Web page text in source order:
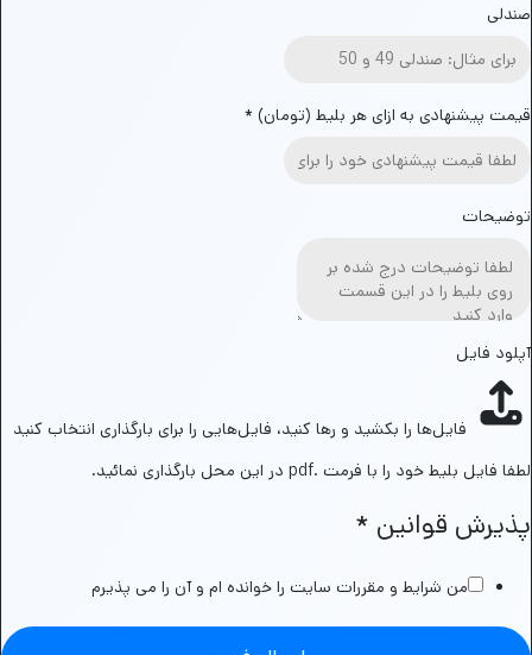
صندلی
قیمت پیشنهادی به ازای هر بلیط (تومان) *
توضیحات
آپلود فایل
فایل‌ها را بکشید و رها کنید، فایل‌هایی را برای بارگذاری انتخاب کنید
لطفا فایل بلیط خود را با فرمت .pdf در این محل بارگذاری نمائید.
پذیرش قوانین *
من شرایط و مقررات سایت را خوانده ام و آن را می پذیرم